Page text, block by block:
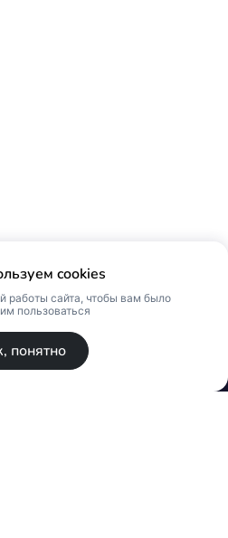
cookies
работы сайта, чтобы вам было
пользоваться
понятно